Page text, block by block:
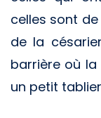
celles sont
de la
barrière où
un petit